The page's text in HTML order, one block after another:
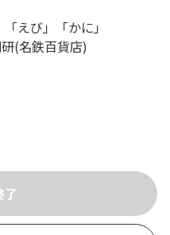
えび」「かに」
(名鉄百貨店)